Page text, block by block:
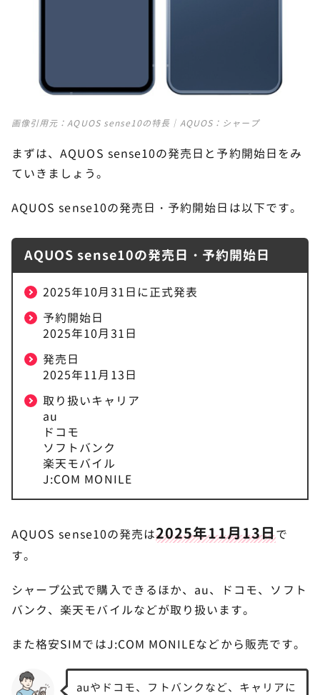
13
AQUOS sense10は性能が順当進化したコン
パクトなハイミッドレンジスマホ
画像引用元：AQUOS sense10の特長｜AQUOS：シャープ
まずは、AQUOS sense10の発売日と予約開始日をみ
ていきましょう。
AQUOS sense10の発売日・予約開始日は以下です。
AQUOS sense10の発売日・予約開始日
2025年10月31日に正式発表
予約開始日
2025年10月31日
発売日
2025年11月13日
取り扱いキャリア
au
ドコモ
ソフトバンク
楽天モバイル
J:COM MONILE
AQUOS sense10の発売は2025年11月13日で
す。
シャープ公式で購入できるほか、au、ドコモ、ソフト
バンク、楽天モバイルなどが取り扱います。
また格安SIMではJ:COM MONILEなどから販売です。
auやドコモ、フトバンクなど、キャリアに